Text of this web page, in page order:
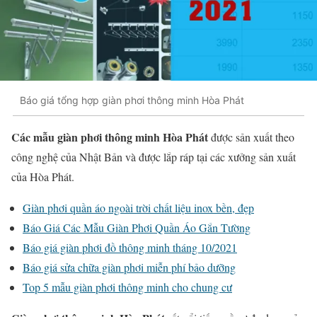
Báo giá tổng hợp giàn phơi thông minh Hòa Phát
Các mẫu giàn phơi thông minh Hòa Phátđược sản xuất theo
công nghệ của Nhật Bản và được lắp ráp tại các xưởng sản xuất
của Hòa Phát.
Giàn phơi quần áo ngoài trời chất liệu inox bền, đẹp
Báo Giá Các Mẫu Giàn Phơi Quần Áo Gắn Tường
Báo giá giàn phơi đồ thông minh tháng 10/2021
Báo giá sửa chữa giàn phơi miễn phí bảo dưỡng
Top 5 mẫu giàn phơi thông minh cho chung cư